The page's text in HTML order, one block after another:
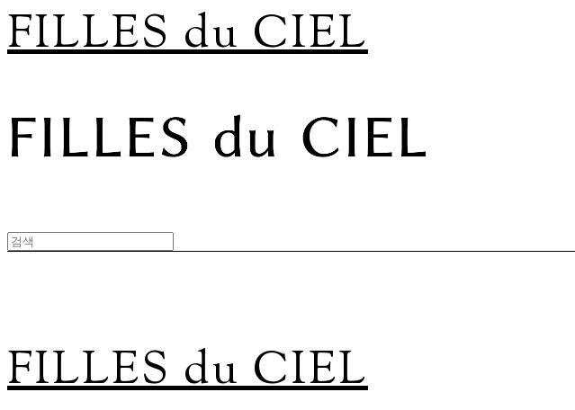
FILLES du CIEL
FILLES du CIEL